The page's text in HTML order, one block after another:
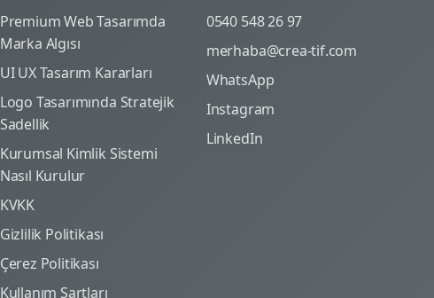
Premium Web Tasarımda
Marka Algısı
UI UX Tasarım Kararları
Logo Tasarımında Stratejik
Sadellik
Kurumsal Kimlik Sistemi
Nasıl Kurulur
KVKK
Gizlilik Politikası
Çerez Politikası
Kullanım Şartları
0540 548 26 97
merhaba@crea-tif.com
WhatsApp
Instagram
LinkedIn